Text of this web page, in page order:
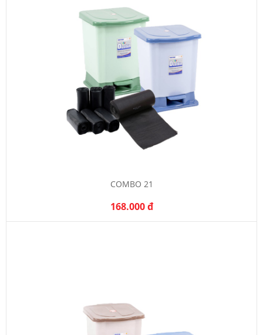
COMBO 21
168.000 đ